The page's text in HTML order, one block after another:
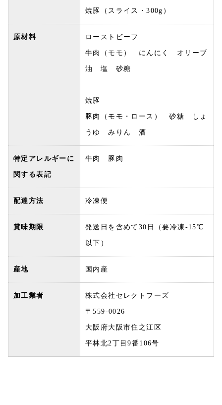
焼豚（スライス・300g）
原材料 ローストビーフ
牛肉（モモ） にんにく オリーブ
油 塩 砂糖
焼豚
豚肉（モモ・ロース） 砂糖 しょ
うゆ みりん 酒
特定アレルギーに
関する表記
牛肉 豚肉
配達方法 冷凍便
賞味期限 発送日を含めて30日（要冷凍-15℃
以下）
産地 国内産
加工業者 株式会社セレクトフーズ
〒559-0026
大阪府大阪市住之江区
平林北2丁目9番106号